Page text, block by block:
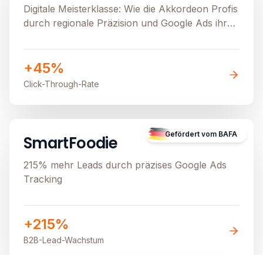
Digitale Meisterklasse: Wie die Akkordeon Profis
durch regionale Präzision und Google Ads ihren
+45%
Click-Through-Rate
Image unavailable
Gefördert vom BAFA
SmartFoodie
215% mehr Leads durch präzises Google Ads
Tracking
+215%
B2B-Lead-Wachstum